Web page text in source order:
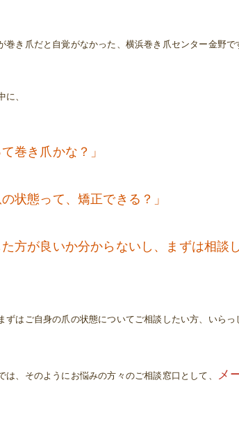
巻き爪だと自覚がなかった、横浜巻き爪センター金野で
に、
て巻き爪かな？」
の状態って、矯正できる？」
ずはご自身の爪の状態についてご相談したい方、いらっ
は、そのようにお悩みの方々のご相談窓口として、 メ